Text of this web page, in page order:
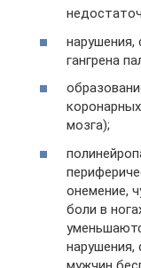
нарушения,
гангрена
мозга);
онемение,
боли в
нарушения,